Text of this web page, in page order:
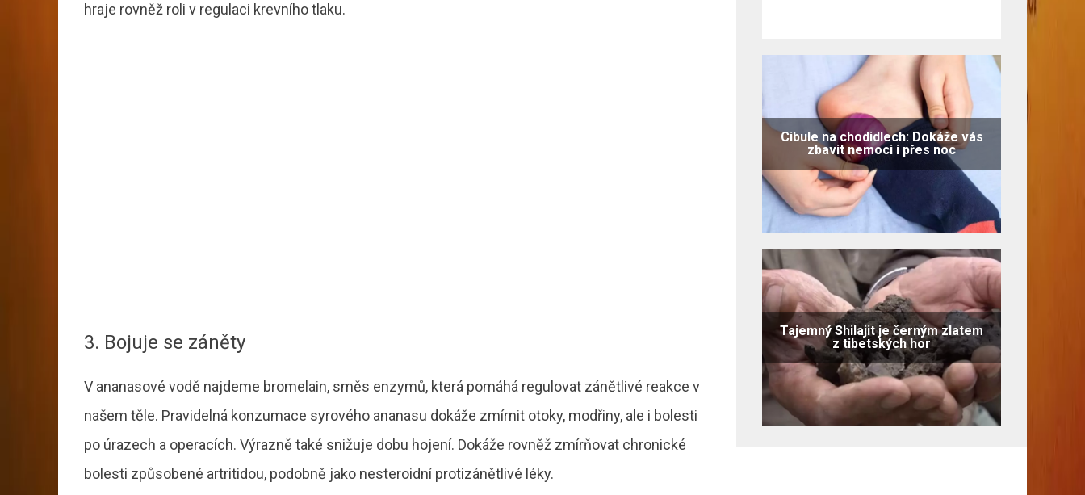
hraje rovněž roli v regulaci krevního tlaku.
3. Bojuje se záněty
V ananasové vodě najdeme bromelain, směs enzymů, která pomáhá regulovat zánětlivé reakce v
našem těle. Pravidelná konzumace syrového ananasu dokáže zmírnit otoky, modřiny, ale i bolesti
po úrazech a operacích. Výrazně také snižuje dobu hojení. Dokáže rovněž zmírňovat chronické
bolesti způsobené artritidou, podobně jako nesteroidní protizánětlivé léky.
Cibule na chodidlech: Dokáže vás
zbavit nemoci i přes noc
Tajemný Shilajit je černým zlatem
z tibetských hor